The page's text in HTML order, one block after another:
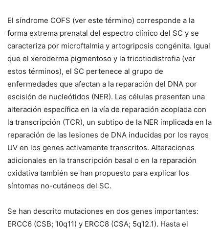
El síndrome COFS (ver este término) corresponde a la
forma extrema prenatal del espectro clínico del SC y se
caracteriza por microftalmia y artogriposis congénita. Igual
que el xeroderma pigmentoso y la tricotiodistrofia (ver
estos términos), el SC pertenece al grupo de
enfermedades que afectan a la reparación del DNA por
escisión de nucleótidos (NER). Las células presentan una
alteración específica en la vía de reparación acoplada con
la transcripción (TCR), un subtipo de la NER implicada en la
reparación de las lesiones de DNA inducidas por los rayos
UV en los genes activamente transcritos. Alteraciones
adicionales en la transcripción basal o en la reparación
oxidativa también se han propuesto para explicar los
síntomas no-cutáneos del SC.
Se han descrito mutaciones en dos genes importantes:
ERCC6 (CSB; 10q11) y ERCC8 (CSA; 5q12.1). Hasta el